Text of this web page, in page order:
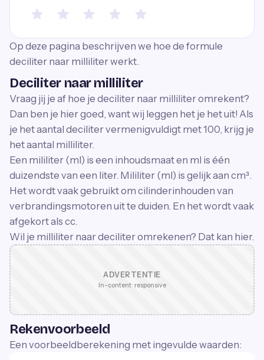
Op deze pagina beschrijven we hoe de formule
deciliter naar milliliter werkt.
Deciliter naar milliliter
Vraag jij je af hoe je deciliter naar milliliter omrekent?
Dan ben je hier goed, want wij leggen het je het uit! Als
je het aantal deciliter vermenigvuldigt met 100, krijg je
het aantal milliliter.
Een mililiter (ml) is een inhoudsmaat en ml is één
duizendste van een liter. Mililiter (ml) is gelijk aan cm³.
Het wordt vaak gebruikt om cilinderinhouden van
verbrandingsmotoren uit te duiden. En het wordt vaak
afgekort als cc.
Wil je milliliter naar deciliter omrekenen? Dat kan hier.
ADVERTENTIE
In-content · responsive
Rekenvoorbeeld
Een voorbeeldberekening met ingevulde waarden: